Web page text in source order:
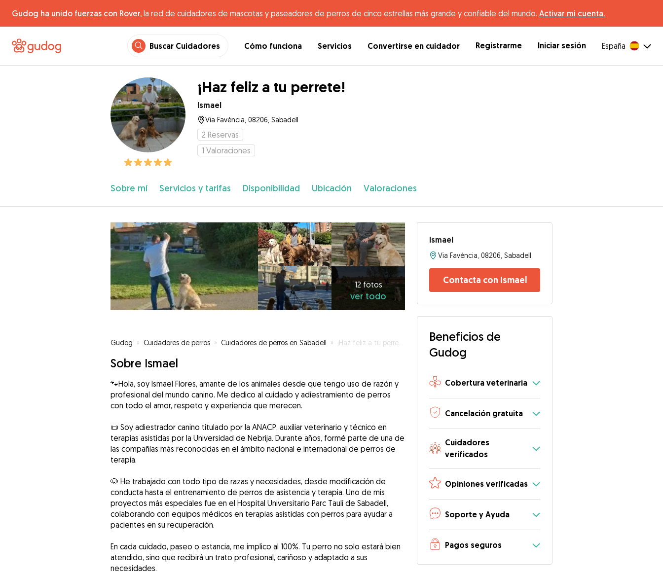
Gudog ha unido fuerzas con Rover, la red de cuidadores de mascotas y paseadores de perros de cinco estrellas más grande y confiable del mundo. Activar mi cuenta.
Buscar Cuidadores Cómo funciona Servicios Convertirse en cuidador Registrarme Iniciar sesión España
¡Haz feliz a tu perrete!
Ismael
Via Favència, 08206, Sabadell
2 Reservas
1 Valoraciones
Sobre mí Servicios y tarifas Disponibilidad Ubicación Valoraciones
12 fotos
ver todo
Gudog » Cuidadores de perros » Cuidadores de perros en Sabadell » ¡Haz feliz a tu perrete!
Sobre Ismael
🐾Hola, soy Ismael Flores, amante de los animales desde que tengo uso de razón y
profesional del mundo canino. Me dedico al cuidado y adiestramiento de perros
con todo el amor, respeto y experiencia que merecen.
📜 Soy adiestrador canino titulado por la ANACP, auxiliar veterinario y técnico en
terapias asistidas por la Universidad de Nebrija. Durante años, formé parte de una de
las compañías más reconocidas en el ámbito nacional e internacional de perros de
terapia.
🐶 He trabajado con todo tipo de razas y necesidades, desde modificación de
conducta hasta el entrenamiento de perros de asistencia y terapia. Uno de mis
proyectos más especiales fue en el Hospital Universitario Parc Taulí de Sabadell,
colaborando con equipos médicos en terapias asistidas con perros para ayudar a
pacientes en su recuperación.
En cada cuidado, paseo o estancia, me implico al 100%. Tu perro no solo estará bien
atendido, sino que recibirá un trato profesional, cariñoso y adaptado a sus
necesidades.
Ismael
Via Favència, 08206, Sabadell
Contacta con Ismael
Beneficios de
Gudog
Cobertura veterinaria
Cancelación gratuita
Cuidadores
verificados
Opiniones verificadas
Soporte y Ayuda
Pagos seguros